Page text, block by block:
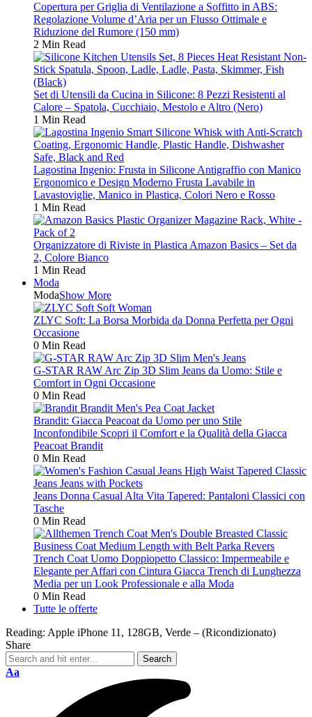
Copertura per Griglia di Ventilazione a Soffitto in ABS:
Regolazione Volume d’Aria per un Flusso Ottimale e
Riduzione del Rumore (150 mm)
2 Min Read
Set di Utensili da Cucina in Silicone: 8 Pezzi Resistenti al
Calore – Spatola, Cucchiaio, Mestolo e Altro (Nero)
1 Min Read
Lagostina Ingenio: Frusta in Silicone Antigraffio con Manico
Ergonomico e Design Moderno Frusta Lavabile in
Lavastoviglie, Manico in Plastica, Colori Nero e Rosso
1 Min Read
Organizzatore di Riviste in Plastica Amazon Basics – Set da
2, Colore Bianco
1 Min Read
Moda
ModaShow More
ZLYC Soft: La Borsa Morbida da Donna Perfetta per Ogni
Occasione
0 Min Read
G-STAR RAW Arc Zip 3D Slim Jeans da Uomo: Stile e
Comfort in Ogni Occasione
0 Min Read
Brandit: Giacca Peacoat da Uomo per uno Stile
Inconfondibile Scopri il Comfort e la Qualità della Giacca
Peacoat Brandit
0 Min Read
Jeans Donna Casual Alta Vita Tapered: Pantaloni Classici con
Tasche
0 Min Read
Trench Coat Uomo Doppiopetto Classico: Impermeabile e
Elegante per Affari con Cintura Giacca Trench di Lunghezza
Media per un Look Professionale e alla Moda
0 Min Read
Tutte le offerte
Reading: Apple iPhone 11, 128GB, Verde – (Ricondizionato)
Share
Aa